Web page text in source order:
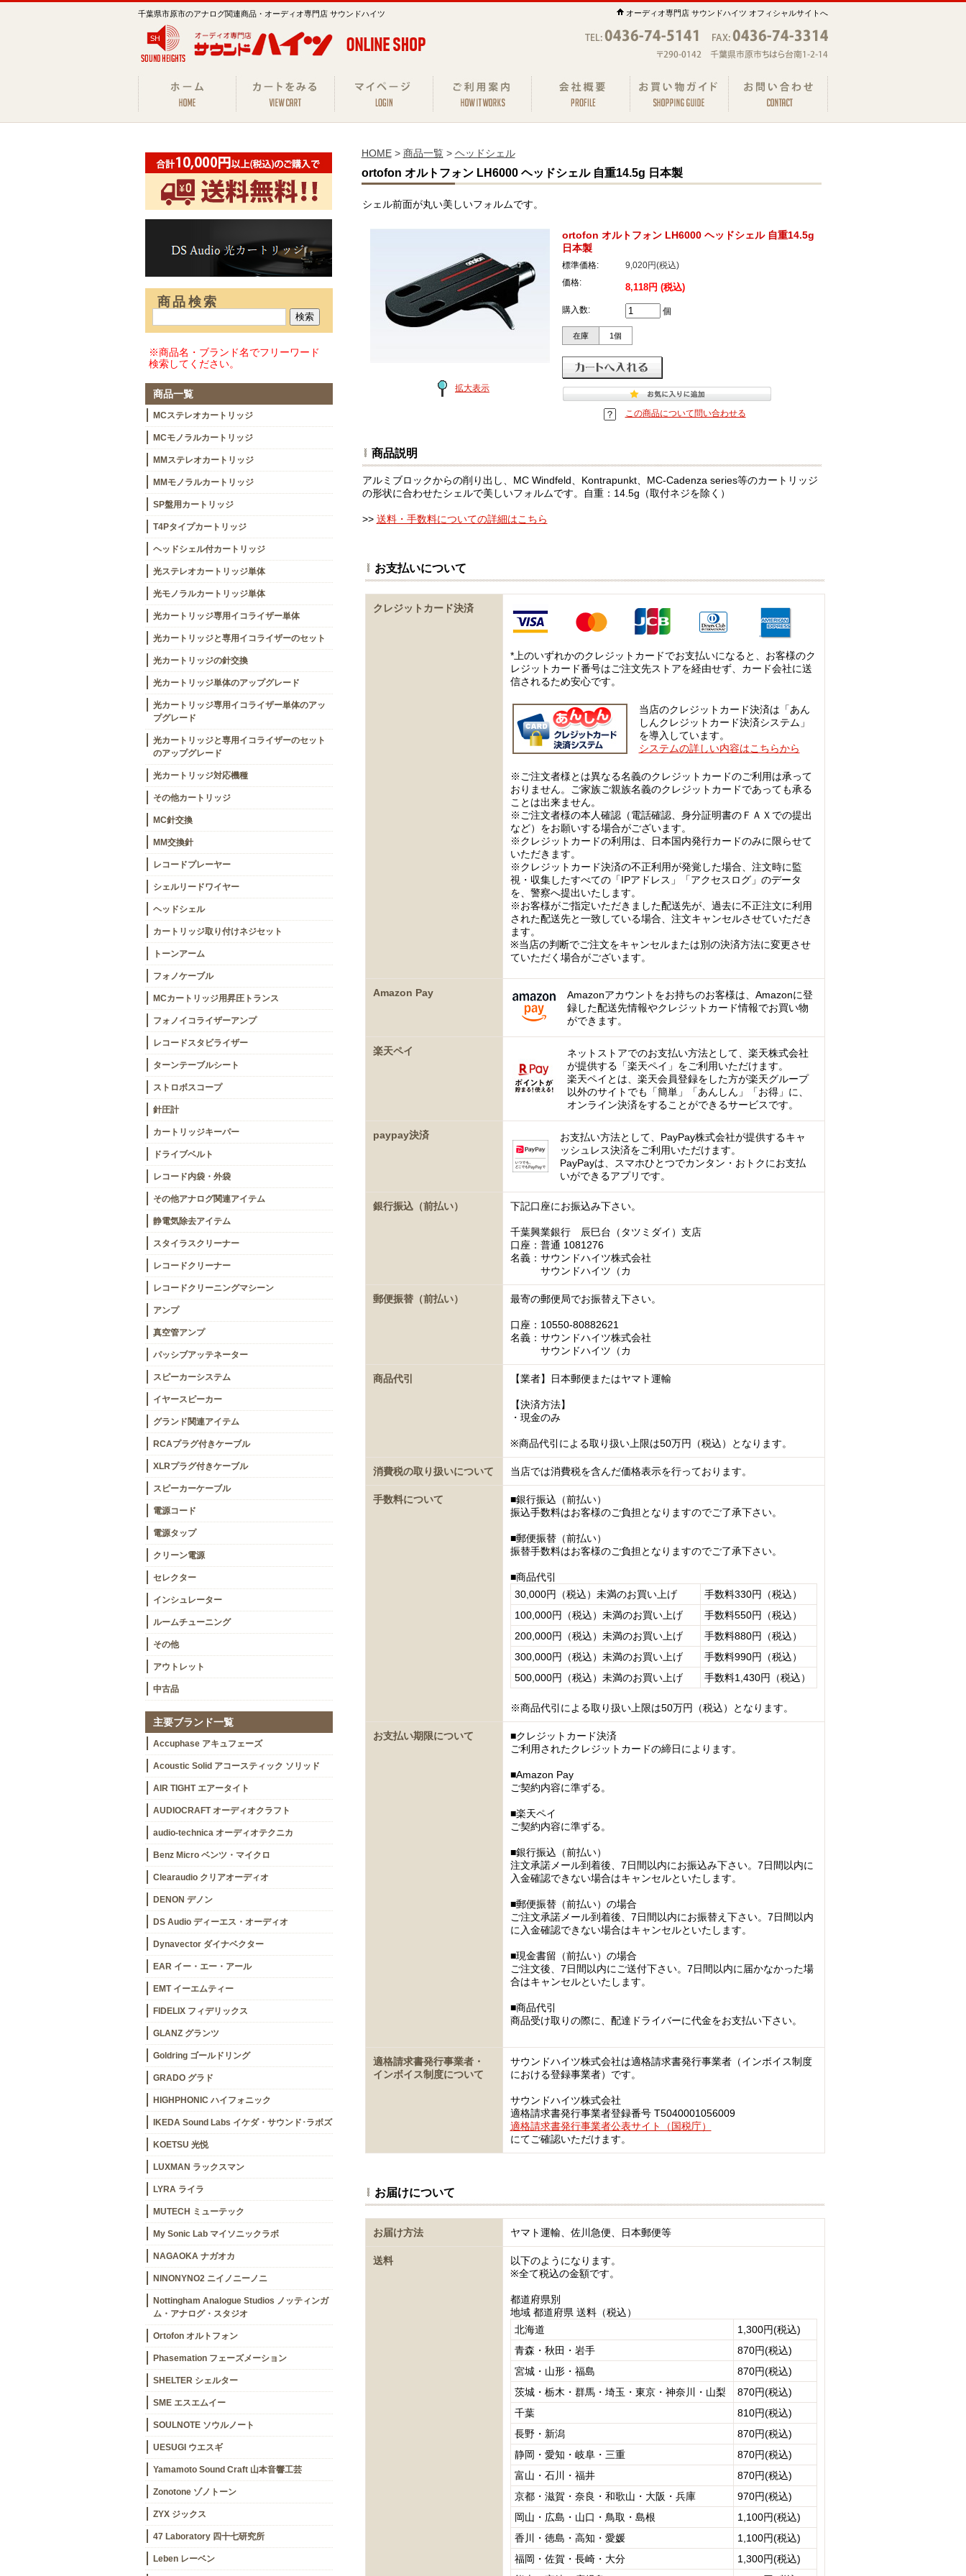
千葉県市原市のアナログ関連商品・オーディオ専門店 サウンドハイツ オーディオ専門店 サウンドハイツ オフィシャルサイトへ
商品検索
※商品名・ブランド名でフリーワード
検索してください。
商品一覧
MCステレオカートリッジ
MCモノラルカートリッジ
MMステレオカートリッジ
MMモノラルカートリッジ
SP盤用カートリッジ
T4Pタイプカートリッジ
ヘッドシェル付カートリッジ
光ステレオカートリッジ単体
光モノラルカートリッジ単体
光カートリッジ専用イコライザー単体
光カートリッジと専用イコライザーのセット
光カートリッジの針交換
光カートリッジ単体のアップグレード
光カートリッジ専用イコライザー単体のアッ
プグレード
光カートリッジと専用イコライザーのセット
のアップグレード
光カートリッジ対応機種
その他カートリッジ
MC針交換
MM交換針
レコードプレーヤー
シェルリードワイヤー
ヘッドシェル
カートリッジ取り付けネジセット
トーンアーム
フォノケーブル
MCカートリッジ用昇圧トランス
フォノイコライザーアンプ
レコードスタビライザー
ターンテーブルシート
ストロボスコープ
針圧計
カートリッジキーパー
ドライブベルト
レコード内袋・外袋
その他アナログ関連アイテム
静電気除去アイテム
スタイラスクリーナー
レコードクリーナー
レコードクリーニングマシーン
アンプ
真空管アンプ
パッシブアッテネーター
スピーカーシステム
イヤースピーカー
グランド関連アイテム
RCAプラグ付きケーブル
XLRプラグ付きケーブル
スピーカーケーブル
電源コード
電源タップ
クリーン電源
セレクター
インシュレーター
ルームチューニング
その他
アウトレット
中古品
主要ブランド一覧
Accuphase アキュフェーズ
Acoustic Solid アコースティック ソリッド
AIR TIGHT エアータイト
AUDIOCRAFT オーディオクラフト
audio-technica オーディオテクニカ
Benz Micro ベンツ・マイクロ
Clearaudio クリアオーディオ
DENON デノン
DS Audio ディーエス・オーディオ
Dynavector ダイナベクター
EAR イー・エー・アール
EMT イーエムティー
FIDELIX フィデリックス
GLANZ グランツ
Goldring ゴールドリング
GRADO グラド
HIGHPHONIC ハイフォニック
IKEDA Sound Labs イケダ・サウンド･ラボズ
KOETSU 光悦
LUXMAN ラックスマン
LYRA ライラ
MUTECH ミューテック
My Sonic Lab マイソニックラボ
NAGAOKA ナガオカ
NINONYNO2 ニイノニーノニ
Nottingham Analogue Studios ノッティンガ
ム・アナログ・スタジオ
Ortofon オルトフォン
Phasemation フェーズメーション
SHELTER シェルター
SME エスエムイー
SOULNOTE ソウルノート
UESUGI ウエスギ
Yamamoto Sound Craft 山本音響工芸
Zonotone ゾノトーン
ZYX ジックス
47 Laboratory 四十七研究所
Leben レーベン
HOME> 商品一覧> ヘッドシェル
ortofon オルトフォン LH6000 ヘッドシェル 自重14.5g 日本製
シェル前面が丸い美しいフォルムです。
拡大表示
ortofon オルトフォン LH6000 ヘッドシェル 自重14.5g
日本製
標準価格:
9,020円(税込)
価格:
8,118円 (税込)
購入数: 個
在庫 1個
この商品について問い合わせる
商品説明
アルミブロックからの削り出し、MC Windfeld、Kontrapunkt、MC-Cadenza series等のカートリッジ
の形状に合わせたシェルで美しいフォルムです。自重：14.5g（取付ネジを除く）
>> 送料・手数料についての詳細はこちら
お支払いについて
クレジットカード決済
*上のいずれかのクレジットカードでお支払いになると、お客様のク
レジットカード番号はご注文先ストアを経由せず、カード会社に送
信されるため安心です。
当店のクレジットカード決済は「あん
しんクレジットカード決済システム」
を導入しています。
システムの詳しい内容はこちらから
※ご注文者様とは異なる名義のクレジットカードのご利用は承って
おりません。ご家族ご親族名義のクレジットカードであっても承る
ことは出来ません。
※ご注文者様の本人確認（電話確認、身分証明書のＦＡＸでの提出
など）をお願いする場合がございます。
※クレジットカードの利用は、日本国内発行カードのみに限らせて
いただきます。
※クレジットカード決済の不正利用が発覚した場合、注文時に監
視・収集したすべての「IPアドレス」「アクセスログ」のデータ
を、警察へ提出いたします。
※お客様がご指定いただきました配送先が、過去に不正注文に利用
された配送先と一致している場合、注文キャンセルさせていただき
ます。
※当店の判断でご注文をキャンセルまたは別の決済方法に変更させ
ていただく場合がございます。
Amazon Pay
Amazonアカウントをお持ちのお客様は、Amazonに登
録した配送先情報やクレジットカード情報でお買い物
ができます。
楽天ペイ
ネットストアでのお支払い方法として、楽天株式会社
が提供する「楽天ペイ」をご利用いただけます。
楽天ペイとは、楽天会員登録をした方が楽天グループ
以外のサイトでも「簡単」「あんしん」「お得」に、
オンライン決済をすることができるサービスです。
paypay決済
お支払い方法として、PayPay株式会社が提供するキャ
ッシュレス決済をご利用いただけます。
PayPayは、スマホひとつでカンタン・おトクにお支払
いができるアプリです。
銀行振込（前払い） 下記口座にお振込み下さい。
千葉興業銀行 辰巳台（タツミダイ）支店
口座：普通 1081276
名義：サウンドハイツ株式会社
サウンドハイツ（カ
郵便振替（前払い） 最寄の郵便局でお振替え下さい。
口座：10550-80882621
名義：サウンドハイツ株式会社
サウンドハイツ（カ
商品代引 【業者】日本郵便またはヤマト運輸
【決済方法】
・現金のみ
※商品代引による取り扱い上限は50万円（税込）となります。
消費税の取り扱いについて 当店では消費税を含んだ価格表示を行っております。
手数料について
■銀行振込（前払い）
振込手数料はお客様のご負担となりますのでご了承下さい。
■郵便振替（前払い）
振替手数料はお客様のご負担となりますのでご了承下さい。
■商品代引
30,000円（税込）未満のお買い上げ
手数料330円（税込）
100,000円（税込）未満のお買い上げ
手数料550円（税込）
200,000円（税込）未満のお買い上げ
手数料880円（税込）
300,000円（税込）未満のお買い上げ
手数料990円（税込）
500,000円（税込）未満のお買い上げ
手数料1,430円（税込）
※商品代引による取り扱い上限は50万円（税込）となります。
お支払い期限について
■クレジットカード決済
ご利用されたクレジットカードの締日によります。
■Amazon Pay
ご契約内容に準ずる。
■楽天ペイ
ご契約内容に準ずる。
■銀行振込（前払い）
注文承諾メール到着後、7日間以内にお振込み下さい。7日間以内に
入金確認できない場合はキャンセルといたします。
■郵便振替（前払い）の場合
ご注文承諾メール到着後、7日間以内にお振替え下さい。7日間以内
に入金確認できない場合はキャンセルといたします。
■現金書留（前払い）の場合
ご注文後、7日間以内にご送付下さい。7日間以内に届かなかった場
合はキャンセルといたします。
■商品代引
商品受け取りの際に、配達ドライバーに代金をお支払い下さい。
適格請求書発行事業者・
インボイス制度について
サウンドハイツ株式会社は適格請求書発行事業者（インボイス制度
における登録事業者）です。
サウンドハイツ株式会社
適格請求書発行事業者登録番号 T5040001056009
適格請求書発行事業者公表サイト（国税庁）
にてご確認いただけます。
お届けについて
お届け方法 ヤマト運輸、佐川急便、日本郵便等
送料
以下のようになります。
※全て税込の金額です。
都道府県別
地域 都道府県 送料（税込）
北海道
1,300円(税込)
青森・秋田・岩手
870円(税込)
宮城・山形・福島
870円(税込)
茨城・栃木・群馬・埼玉・東京・神奈川・山梨
870円(税込)
千葉
810円(税込)
長野・新潟
870円(税込)
静岡・愛知・岐阜・三重
870円(税込)
富山・石川・福井
870円(税込)
京都・滋賀・奈良・和歌山・大阪・兵庫
970円(税込)
岡山・広島・山口・鳥取・島根
1,100円(税込)
香川・徳島・高知・愛媛
1,100円(税込)
福岡・佐賀・長崎・大分
1,300円(税込)